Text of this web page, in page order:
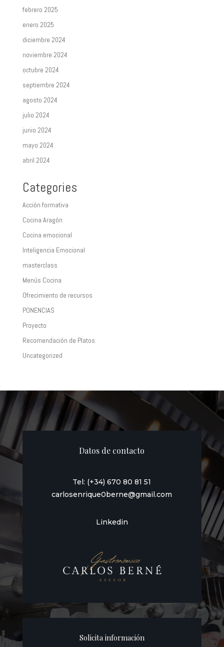
febrero 2025
enero 2025
diciembre 2024
noviembre 2024
octubre 2024
septiembre 2024
agosto 2024
julio 2024
junio 2024
mayo 2024
abril 2024
Categories
Acción formativa
Cocina Aragón
Cocina emocional
Inteligencia Emocional
masterclass
Menús Cocina
Ofrecimiento de recursos
PONENCIAS
Proyecto
Recomendación de Platos
Uncategorized
Datos de contacto
Tel: (+34) 670 80 81 51
carlosenrique0berne@gmail.com
Linkedin
Solicita información